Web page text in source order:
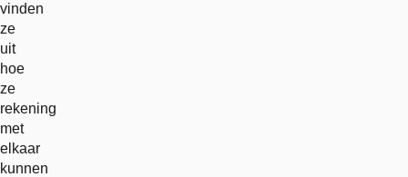
vinden
ze
uit
hoe
ze
rekening
met
elkaar
kunnen